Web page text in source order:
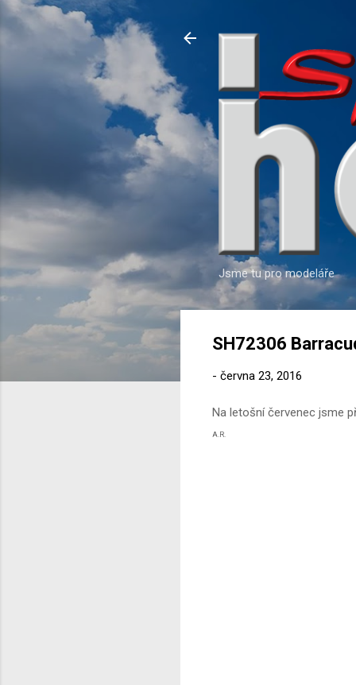
Jsme tu pro modeláře
SH72306
- června 23, 2016
Na letošní červenec jsme
A.R.